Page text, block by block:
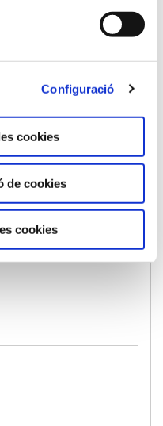
Configuració
cookies
de cookies
cookies
PROBLEMES
I MALALTIES.